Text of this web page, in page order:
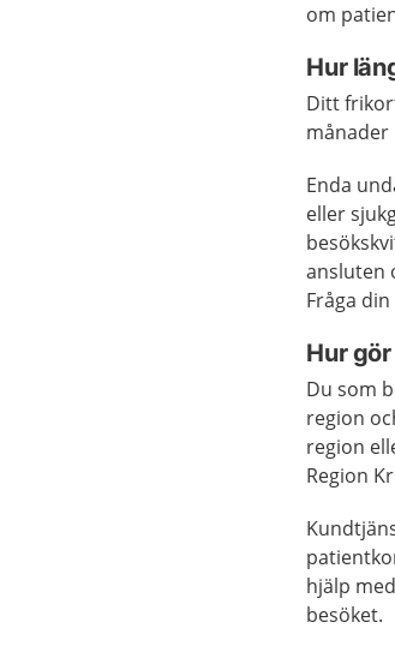
om
Hur
Ditt
månader
Enda
eller
ansluten
Fråga
Hur
Du som
region
region
Region
hjälp
besöket.